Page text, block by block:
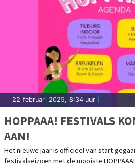
22 februari 2025, 8:34 uur
HOPPAAA! FESTIVALS
AAN!
Het nieuwe jaar is officieel van start
festivalseizoen met de mooiste